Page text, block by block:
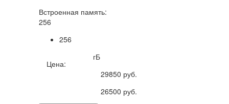
Встроенная память:
256
256
гБ
Цена:
29850 руб.
26500 руб.